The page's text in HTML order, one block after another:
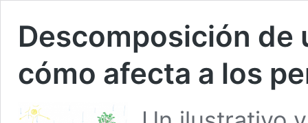
Descomposición de
cómo afecta a los